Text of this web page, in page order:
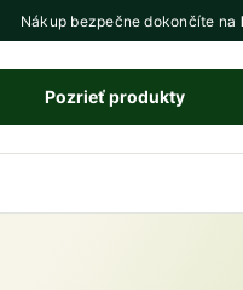
Nákup bezpečne dokončíte na
Pozrieť produkty